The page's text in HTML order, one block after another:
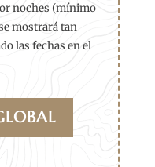
noches (mínimo
mostrará tan
las fechas en el